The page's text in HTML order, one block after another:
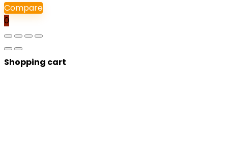
Compare
0
Shopping cart